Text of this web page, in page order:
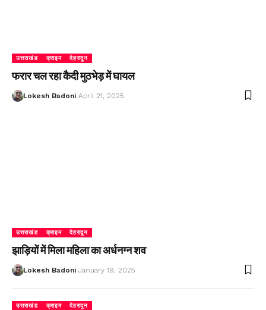
उत्तराखंड क्राइम देहरादून
फरार चल रहा कैदी मुठभेड़ में घायल
Lokesh Badoni April 21, 2025
उत्तराखंड क्राइम देहरादून
झाड़ियों में मिला महिला का अर्धनग्न शव
Lokesh Badoni January 19, 2025
उत्तराखंड क्राइम देहरादून